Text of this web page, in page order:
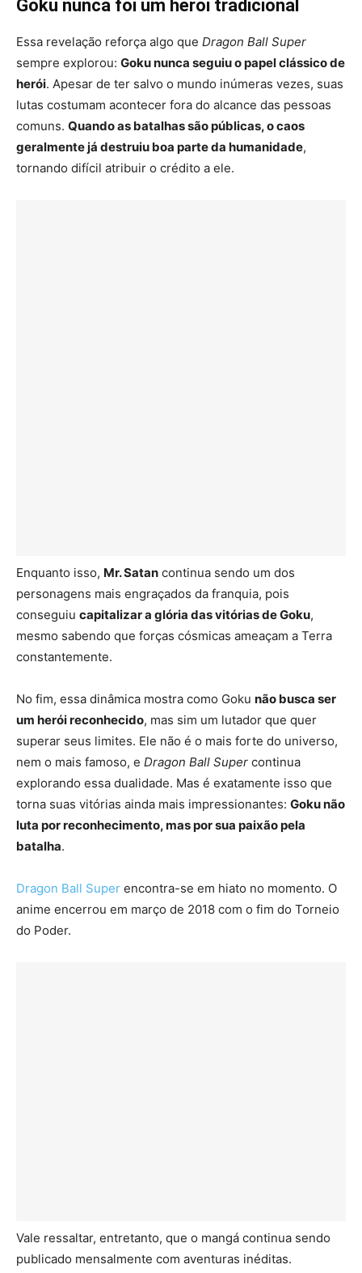
Goku nunca foi um herói tradicional
Essa revelação reforça algo que Dragon Ball Super
sempre explorou: Goku nunca seguiu o papel clássico de
herói. Apesar de ter salvo o mundo inúmeras vezes, suas
lutas costumam acontecer fora do alcance das pessoas
comuns. Quando as batalhas são públicas, o caos
geralmente já destruiu boa parte da humanidade,
tornando difícil atribuir o crédito a ele.
Enquanto isso, Mr. Satan continua sendo um dos
personagens mais engraçados da franquia, pois
conseguiu capitalizar a glória das vitórias de Goku,
mesmo sabendo que forças cósmicas ameaçam a Terra
constantemente.
No fim, essa dinâmica mostra como Goku não busca ser
um herói reconhecido, mas sim um lutador que quer
superar seus limites. Ele não é o mais forte do universo,
nem o mais famoso, e Dragon Ball Super continua
explorando essa dualidade. Mas é exatamente isso que
torna suas vitórias ainda mais impressionantes: Goku não
luta por reconhecimento, mas por sua paixão pela
batalha.
Dragon Ball Super encontra-se em hiato no momento. O
anime encerrou em março de 2018 com o fim do Torneio
do Poder.
Vale ressaltar, entretanto, que o mangá continua sendo
publicado mensalmente com aventuras inéditas.